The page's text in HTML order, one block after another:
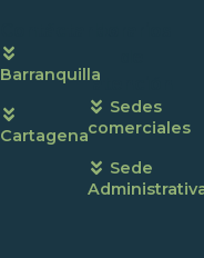
Barranquilla
Cartagena
atención
Sedes
comerciales
Sede